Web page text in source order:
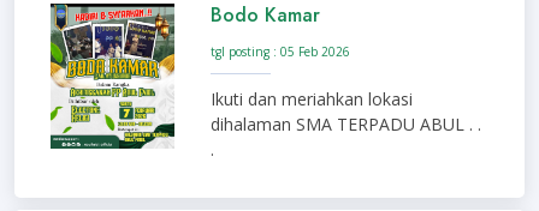
Bodo Kamar
tgl posting : 05 Feb 2026
Ikuti dan meriahkan lokasi
dihalaman SMA TERPADU ABUL . .
.